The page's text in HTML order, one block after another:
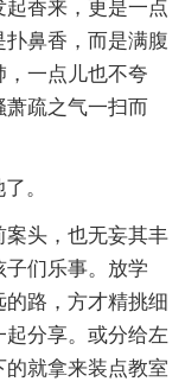
香来，更是一点
鼻香，而是满腹
一点儿也不夸
萧疏之气一扫而
。
头，也无妄其丰
子们乐事。放学
路，方才精挑细
分享。或分给左
就拿来装点教室